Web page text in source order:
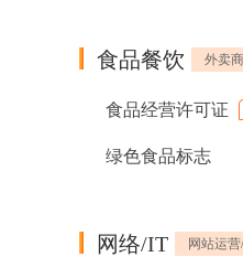
食品餐饮 外卖
食品经营许可证
绿色食品标志
网络/IT 网站运